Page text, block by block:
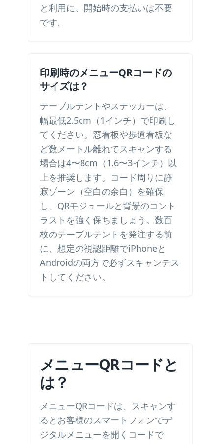
と利用に、開始時の支払いは不要
です。
印刷時のメニューQRコードの
サイズは？
テーブルテントやステッカーは、
幅最低2.5cm（1インチ）で印刷し
てください。窓看板や歩道看板な
ど数メートル離れてスキャンする
場合は4〜8cm（1.6〜3インチ）以
上を推奨します。コード周りに静
寂ゾーン（空白の余白）を確保
し、QRモジュールと背景のコント
ラストを強く保ちましょう。数百
枚のテーブルテントを発注する前
に、想定の視認距離でiPhoneと
Androidの両方で必ずスキャンテス
トしてください。
メニューQRコードと
は？
メニューQRコードは、スキャンす
るとお客様のスマートフォンでデ
ジタルメニューを開くコードで